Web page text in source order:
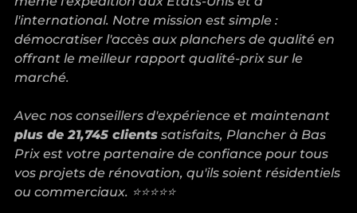
l'international. Notre mission est simple :
démocratiser l'accès aux planchers de qualité en
offrant le meilleur rapport qualité-prix sur le
marché.
Avec nos conseillers d'expérience et maintenant
plus de 21,745 clients satisfaits, Plancher à Bas
Prix est votre partenaire de confiance pour tous
vos projets de rénovation, qu'ils soient résidentiels
ou commerciaux. ⭐⭐⭐⭐⭐